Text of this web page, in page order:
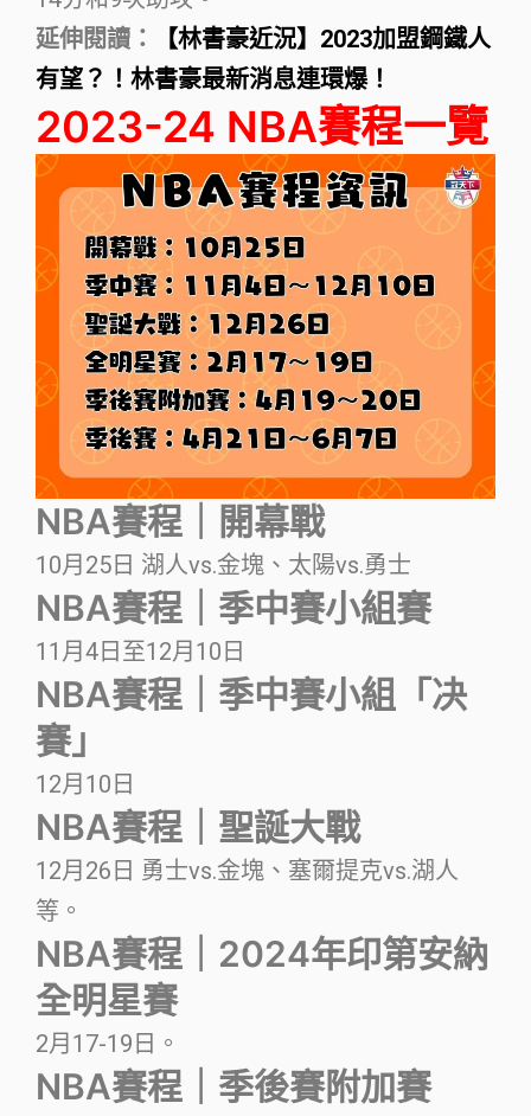
延伸閱讀：
【林書豪近況】2023加盟鋼鐵人
有望？！林書豪最新消息連環爆！
2023-24 NBA賽程一覽
NBA賽程｜開幕戰
10月25日 湖人vs.金塊、太陽vs.勇士
NBA賽程｜季中賽小組賽
11月4日至12月10日
NBA賽程｜季中賽小組「决
賽」
12月10日
NBA賽程｜聖誕大戰
12月26日 勇士vs.金塊、塞爾提克vs.湖人
等。
NBA賽程｜2024年印第安納
全明星賽
2月17-19日。
NBA賽程｜季後賽附加賽